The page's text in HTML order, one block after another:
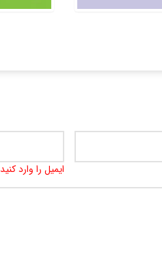
ایمیل را وارد کنید